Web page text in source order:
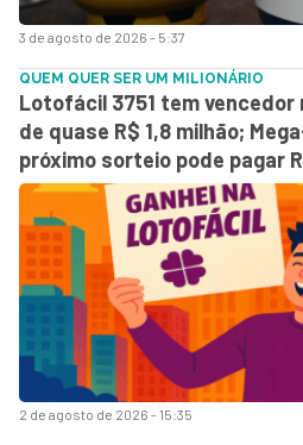
3 de agosto de 2026 - 5:37
2 de agosto de 2026 - 15:35
QUEM QUER SER UM MILIONÁRIO
Lotofácil 3751 tem vencedor
de quase R$ 1,8 milhão;
próximo sorteio pode pagar